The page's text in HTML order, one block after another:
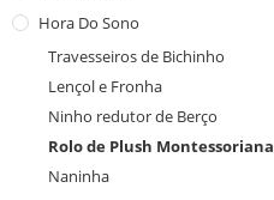
Hora Do Sono
Travesseiros de Bichinho
Lençol e Fronha
Ninho redutor de Berço
Rolo de Plush Montessoriana
Naninha